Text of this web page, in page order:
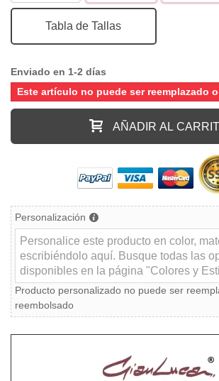
Tabla de Tallas
Enviado en 1-2 días
Este artículo no puede ser reemplazado
AÑADIR AL
Personalización
Producto personalizado no puede ser
reembolsado